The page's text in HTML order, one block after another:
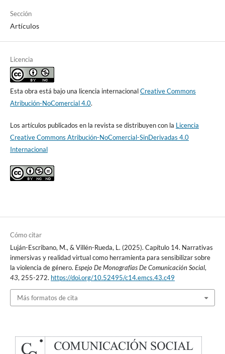
Sección
Artículos
Licencia
Esta obra está bajo una licencia internacionalCreative Commons
Atribución-NoComercial 4.0.
Los artículos publicados en la revista se distribuyen con la Licencia
Creative Commons Atribución-NoComercial-SinDerivadas 4.0
Internacional
Cómo citar
Luján-Escribano, M., & Villén-Rueda, L. (2025). Capítulo 14. Narrativas
inmersivas y realidad virtual como herramienta para sensibilizar sobre
la violencia de género. Espejo De Monografías De Comunicación Social,
43, 255-272. https://doi.org/10.52495/c14.emcs.43.c49
Más formatos de cita